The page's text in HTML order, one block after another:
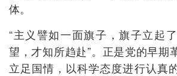
体。
“主义譬如一面旗子，旗子立起
望，才知所趋赴”。正是党的早期
立足国情，以科学态度进行认真